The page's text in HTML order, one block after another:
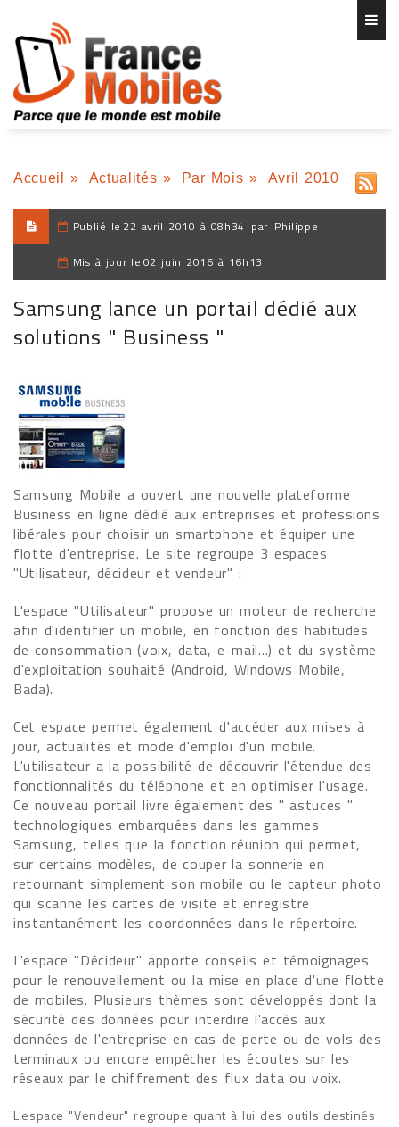
Accueil » Actualités » Par Mois » Avril 2010
Publié le 22 avril 2010 à 08h34 par Philippe
Mis à jour le 02 juin 2016 à 16h13
Samsung lance un portail dédié aux
solutions " Business "
Samsung Mobile a ouvert une nouvelle plateforme
Business en ligne dédié aux entreprises et professions
libérales pour choisir un smartphone et équiper une
flotte d'entreprise. Le site regroupe 3 espaces
"Utilisateur, décideur et vendeur" :
L'espace "Utilisateur" propose un moteur de recherche
afin d'identifier un mobile, en fonction des habitudes
de consommation (voix, data, e-mail…) et du système
d'exploitation souhaité (Android, Windows Mobile,
Bada).
Cet espace permet également d'accéder aux mises à
jour, actualités et mode d'emploi d'un mobile.
L'utilisateur a la possibilité de découvrir l'étendue des
fonctionnalités du téléphone et en optimiser l'usage.
Ce nouveau portail livre également des " astuces "
technologiques embarquées dans les gammes
Samsung, telles que la fonction réunion qui permet,
sur certains modèles, de couper la sonnerie en
retournant simplement son mobile ou le capteur photo
qui scanne les cartes de visite et enregistre
instantanément les coordonnées dans le répertoire.
L'espace "Décideur" apporte conseils et témoignages
pour le renouvellement ou la mise en place d'une flotte
de mobiles. Plusieurs thèmes sont développés dont la
sécurité des données pour interdire l'accès aux
données de l'entreprise en cas de perte ou de vols des
terminaux ou encore empêcher les écoutes sur les
réseaux par le chiffrement des flux data ou voix.
L'espace "Vendeur" regroupe quant à lui des outils destinés